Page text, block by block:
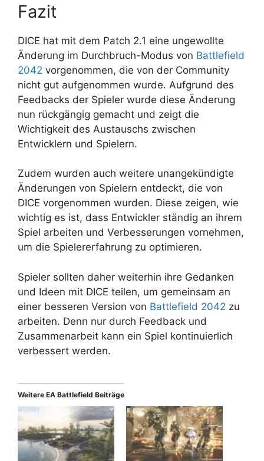
Fazit
DICE hat mit dem Patch 2.1 eine ungewollte
Änderung im Durchbruch-Modus von Battlefield
2042 vorgenommen, die von der Community
nicht gut aufgenommen wurde. Aufgrund des
Feedbacks der Spieler wurde diese Änderung
nun rückgängig gemacht und zeigt die
Wichtigkeit des Austauschs zwischen
Entwicklern und Spielern.
Zudem wurden auch weitere unangekündigte
Änderungen von Spielern entdeckt, die von
DICE vorgenommen wurden. Diese zeigen, wie
wichtig es ist, dass Entwickler ständig an ihrem
Spiel arbeiten und Verbesserungen vornehmen,
um die Spielererfahrung zu optimieren.
Spieler sollten daher weiterhin ihre Gedanken
und Ideen mit DICE teilen, um gemeinsam an
einer besseren Version von Battlefield 2042 zu
arbeiten. Denn nur durch Feedback und
Zusammenarbeit kann ein Spiel kontinuierlich
verbessert werden.
Weitere EA Battlefield Beiträge